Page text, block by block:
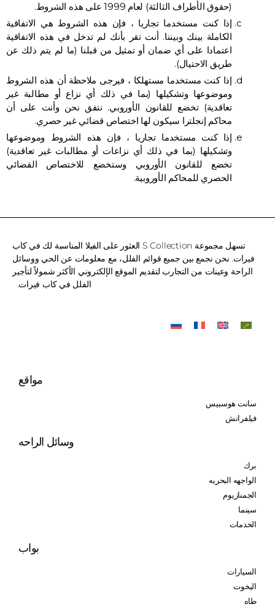
(حقوق الأطراف الثالثة) لعام 1999 على هذه الشروط.
إذا كنت مستخدما تجاريا ، فإن هذه الشروط هي الاتفاقية
الكاملة بينك وبيننا. أنت تقر بأنك لم تدخل في هذه الاتفاقية
اعتمادا على أي ضمان أو تمثيل من قبلنا (ما لم يتم ذلك عن
طريق الاحتيال).
إذا كنت مستخدما مستهلكا ، فيرجى ملاحظة أن هذه الشروط
وموضوعها وتشكيلها (بما في ذلك أي نزاع أو مطالبة غير
تعاقدية) تخضع للقانون الأوروبي. نتفق نحن وأنت على أن
محاكم إنجلترا سيكون لها اختصاص قضائي غير حصري.
إذا كنت مستخدما تجاريا ، فإن هذه الشروط وموضوعها
وتشكيلها (بما في ذلك أي نزاعات أو مطالبات غير تعاقدية)
تخضع للقانون الأوروبي وستخضع للاختصاص القضائي
الحصري للمحاكم الأوروبية.
تسهل مجموعة S Collection العثور على الفيلا المناسبة لك في كاب
فيرات. نحن نجمع بين جميع قوائم الفلل، مع معلومات عن الحي ووسائل
الراحة وعينات من التجارب لتقديم الموقع الإلكتروني الأكثر شمولاً لتأجير
الفلل في كاب فيرات.
مواقع
سانت هوسبيس
فيلفرانش
وسائل الراحه
برك
الواجهه البحريه
الجمنازيوم
سينما
الخدمات
بواب
السيارات
اليخوت
طاه